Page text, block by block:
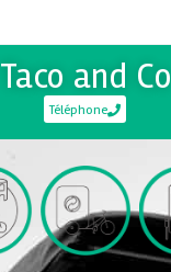
Taco and Co
Téléphone